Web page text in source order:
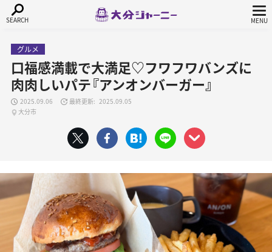
グルメ
口福感満載で大満足♡フワフワバンズに
肉肉しいパテ『アンオンバーガー』
2025.09.06
2025.09.05
大分市